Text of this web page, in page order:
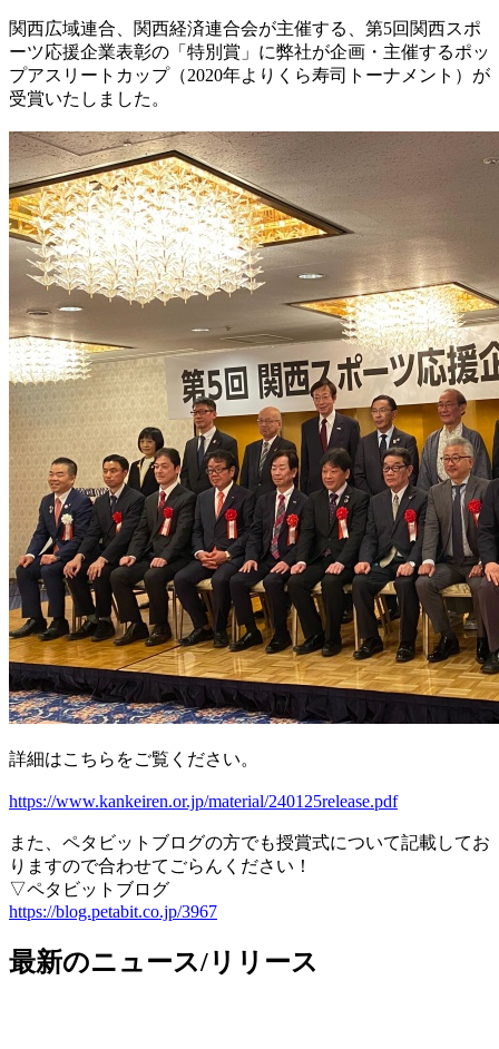
関西広域連合、関西経済連合会が主催する、第5回関西スポ
ーツ応援企業表彰の「特別賞」に弊社が企画・主催するポッ
プアスリートカップ（2020年よりくら寿司トーナメント）が
受賞いたしました。
詳細はこちらをご覧ください。
https://www.kankeiren.or.jp/material/240125release.pdf
また、ペタビットブログの方でも授賞式について記載してお
りますので合わせてごらんください！
▽ペタビットブログ
https://blog.petabit.co.jp/3967
最新のニュース/リリース